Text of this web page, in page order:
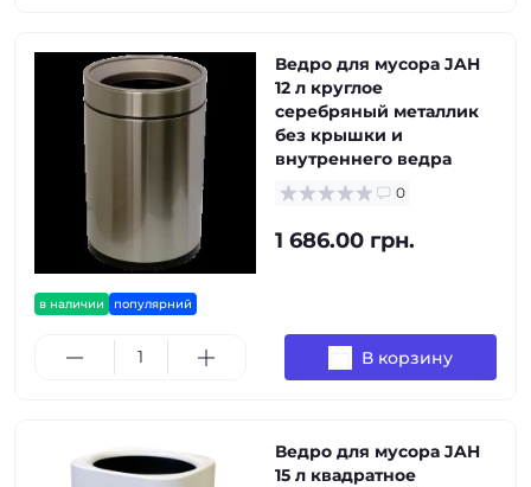
в наличии популярний
Ведро для мусора JAH
12 л круглое
серебряный металлик
без крышки и
внутреннего ведра
0
1 686.00 грн.
В корзину
Ведро для мусора JAH
15 л квадратное